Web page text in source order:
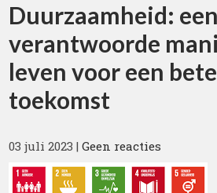
Duurzaamheid: een
verantwoorde
leven voor een
toekomst
03 juli 2023 |Geen reacties